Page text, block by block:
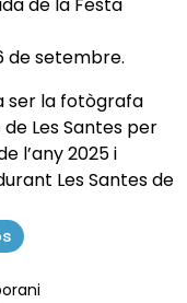
de la Festa
de setembre.
ser la fotògrafa
Les Santes per
l’any 2025 i
Les Santes de